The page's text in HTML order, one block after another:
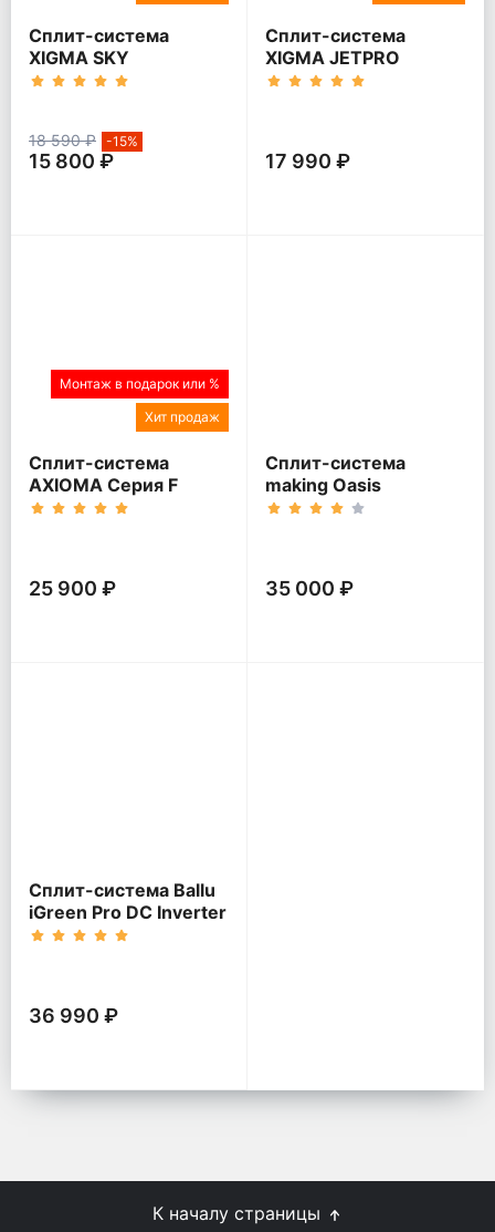
Сплит-система
XIGMA SKY
18 590 ₽ -15%
15 800 ₽
Сплит-система
XIGMA JETPRO
17 990 ₽
Монтаж в подарок или %
Хит продаж
Сплит-система
AXIOMA Серия F
25 900 ₽
Сплит-система
making Oasis
everywhere O Pro
35 000 ₽
Сплит-система Ballu
iGreen Pro DC Inverter
36 990 ₽
К началу страницы